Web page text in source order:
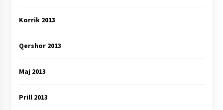
Korrik 2013
Qershor 2013
Maj 2013
Prill 2013